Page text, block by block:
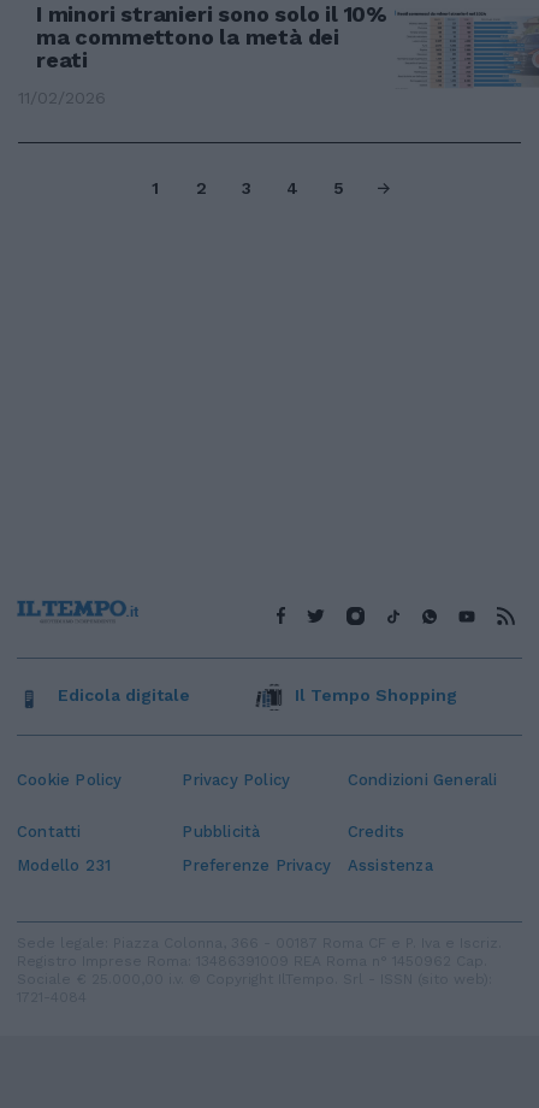
I minori stranieri sono solo il 10%
ma commettono la metà dei
reati
11/02/2026
1 2 3 4 5
Cookie Policy Privacy Policy Condizioni Generali
Contatti Pubblicità
Credits
Modello 231
Preferenze Privacy Assistenza
Edicola digitale Il Tempo Shopping